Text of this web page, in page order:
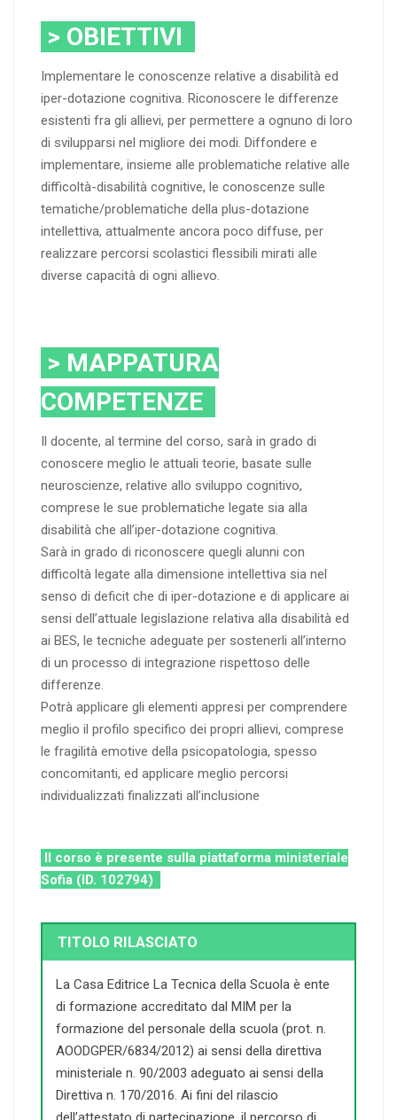
> OBIETTIVI
Implementare le conoscenze relative a disabilità ed
iper-dotazione cognitiva. Riconoscere le differenze
esistenti fra gli allievi, per permettere a ognuno di loro
di svilupparsi nel migliore dei modi. Diffondere e
implementare, insieme alle problematiche relative alle
difficoltà-disabilità cognitive, le conoscenze sulle
tematiche/problematiche della plus-dotazione
intellettiva, attualmente ancora poco diffuse, per
realizzare percorsi scolastici flessibili mirati alle
diverse capacità di ogni allievo.
> MAPPATURA
COMPETENZE
Il docente, al termine del corso, sarà in grado di
conoscere meglio le attuali teorie, basate sulle
neuroscienze, relative allo sviluppo cognitivo,
comprese le sue problematiche legate sia alla
disabilità che all’iper-dotazione cognitiva.
Sarà in grado di riconoscere quegli alunni con
difficoltà legate alla dimensione intellettiva sia nel
senso di deficit che di iper-dotazione e di applicare ai
sensi dell’attuale legislazione relativa alla disabilità ed
ai BES, le tecniche adeguate per sostenerli all’interno
di un processo di integrazione rispettoso delle
differenze.
Potrà applicare gli elementi appresi per comprendere
meglio il profilo specifico dei propri allievi, comprese
le fragilità emotive della psicopatologia, spesso
concomitanti, ed applicare meglio percorsi
individualizzati finalizzati all’inclusione
Il corso è presente sulla piattaforma ministeriale
Sofia (ID. 102794)
TITOLO RILASCIATO
La Casa Editrice La Tecnica della Scuola è ente
di formazione accreditato dal MIM per la
formazione del personale della scuola (prot. n.
AOODGPER/6834/2012) ai sensi della direttiva
ministeriale n. 90/2003 adeguato ai sensi della
Direttiva n. 170/2016. Ai fini del rilascio